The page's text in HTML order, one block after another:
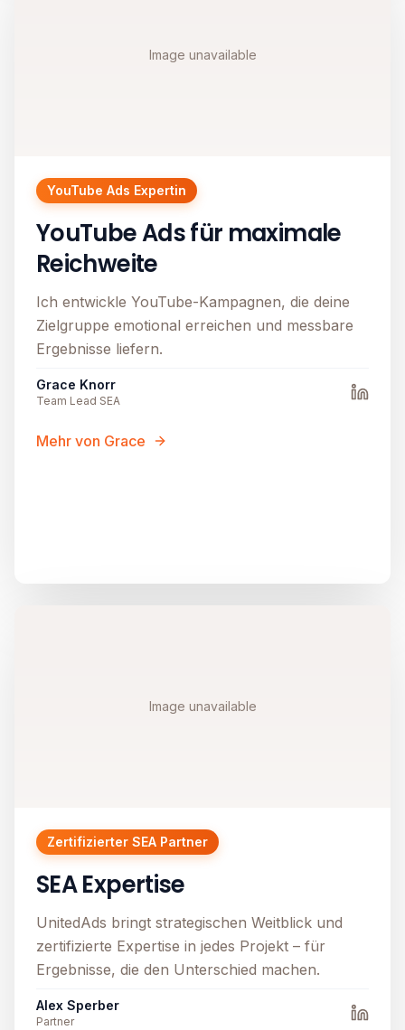
Image unavailable
YouTube Ads Expertin
YouTube Ads für maximale
Reichweite
Ich entwickle YouTube-Kampagnen, die deine
Zielgruppe emotional erreichen und messbare
Ergebnisse liefern.
Grace Knorr
Team Lead SEA
Mehr von Grace
Image unavailable
Zertifizierter SEA Partner
SEA Expertise
UnitedAds bringt strategischen Weitblick und
zertifizierte Expertise in jedes Projekt – für
Ergebnisse, die den Unterschied machen.
Alex Sperber
Partner